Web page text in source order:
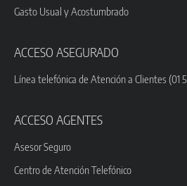
Gasto Usual y Acostumbrado
ACCESO ASEGURADO
Línea telefónica de Atención a Clientes (01
ACCESO AGENTES
Asesor Seguro
Centro de Atención Telefónico